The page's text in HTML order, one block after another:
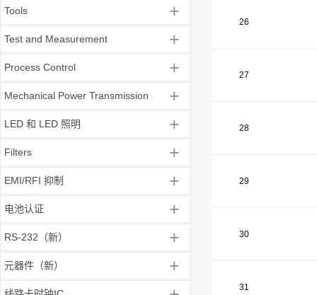
Tools +
Test and Measurement +
Process Control +
Mechanical Power Transmission +
LED 和 LED 照明 +
Filters +
EMI/RFI 抑制 +
电池认证 +
RS-232（新） +
元器件（新） +
26
27
28
29
30
31